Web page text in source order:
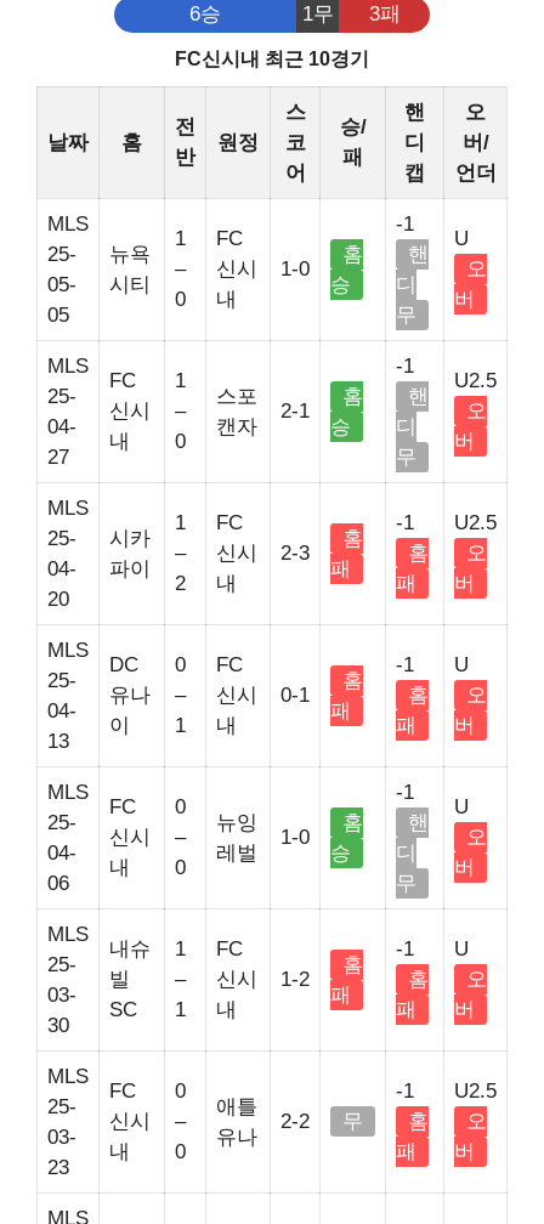
6승 1무 3패
FC신시내 최근 10경기
날짜 홈
전
반
원정
스
코
어
승/
패
핸
디
캡
오
버/
언더
MLS
25-
05-
05
뉴욕
시티
1
–
0
FC
신시
내
1-0
홈
승
-1
핸
디
무
U
오
버
MLS
25-
04-
27
FC
신시
내
1
–
0
스포
캔자
2-1
홈
승
-1
핸
디
무
U2.5
오
버
MLS
25-
04-
20
시카
파이
1
–
2
FC
신시
내
2-3
홈
패
-1
홈
패
U2.5
오
버
MLS
25-
04-
13
DC
유나
이
0
–
1
FC
신시
내
0-1
홈
패
-1
홈
패
U
오
버
MLS
25-
04-
06
FC
신시
내
0
–
0
뉴잉
레벌
1-0
홈
승
-1
핸
디
무
U
오
버
MLS
25-
03-
30
내슈
빌
SC
1
–
1
FC
신시
내
1-2
홈
패
-1
홈
패
U
오
버
MLS
25-
03-
23
FC
신시
내
0
–
0
애틀
유나
2-2 무
-1
홈
패
U2.5
오
버
MLS